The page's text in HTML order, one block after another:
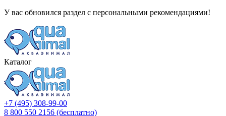
У вас обновился раздел с персональными рекомендациями!
Каталог
+7 (495) 308-99-00
8 800 550 2156 (бесплатно)